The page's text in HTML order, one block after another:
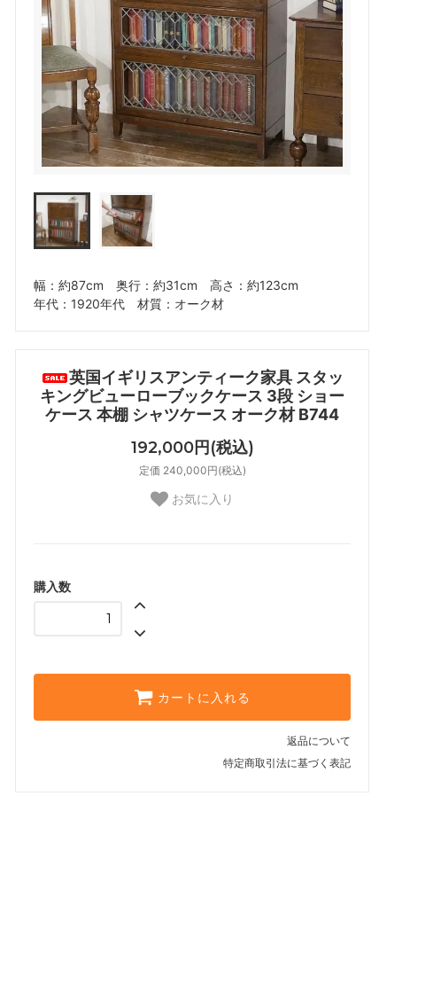
幅：約87cm 奥行：約31cm 高さ：約123cm
年代：1920年代 材質：オーク材
英国イギリスアンティーク家具 スタッ
キングビューローブックケース 3段 ショー
ケース 本棚 シャツケース オーク材 B744
192,000円(税込)
定価 240,000円(税込)
お気に入り
購入数
カートに入れる
返品について
特定商取引法に基づく表記